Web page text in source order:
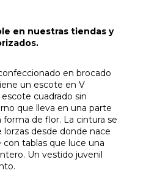
en nuestras tiendas y
en brocado
un escote en V
cuadrado sin
que lleva en una parte
de flor. La cintura se
desde donde nace
con tablas que luce una
Un vestido juvenil